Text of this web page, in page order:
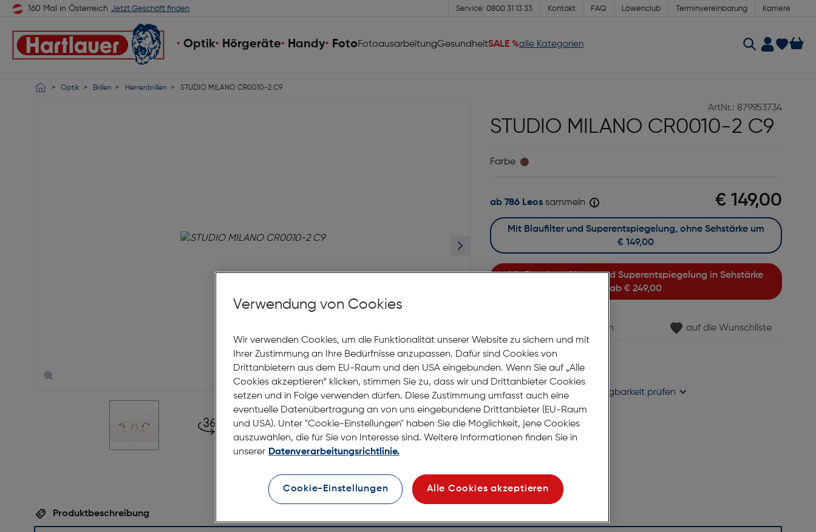
160 Mal in Österreich Jetzt Geschäft finden Service: 0800 31 13 33 Kontakt FAQ Löwenclub Terminvereinbarung Karriere
Optik Hörgeräte Handy FotoFotoausarbeitungGesundheitSALE %alle Kategorien
Optik Brillen Herrenbrillen STUDIO MILANO CR0010-2 C9
ArtNr.: 879953734
STUDIO MILANO CR0010-2 C9
Farbe
€ 149,00
ab 786 Leossammeln
Mit Premiumgläsern und Superentspiegelung in Sehstärke
ab€ 249,00
€ 149,00
Jetzt Termin vereinbaren auf die Wunschliste
Nicht lagernd
Nach Hause liefern
Selbstabholung in
Verfügbarkeit prüfen
Produktbeschreibung
Verwendung von Cookies
Wir verwenden Cookies, um die Funktionalität unserer Website zu sichern und mit
Ihrer Zustimmung an Ihre Bedürfnisse anzupassen. Dafür sind Cookies von
Drittanbietern aus dem EU-Raum und den USA eingebunden. Wenn Sie auf „Alle
Cookies akzeptieren“ klicken, stimmen Sie zu, dass wir und Drittanbieter Cookies
setzen und in Folge verwenden dürfen. Diese Zustimmung umfasst auch eine
eventuelle Datenübertragung an von uns eingebundene Drittanbieter (EU-Raum
und USA). Unter "Cookie-Einstellungen" haben Sie die Möglichkeit, jene Cookies
auszuwählen, die für Sie von Interesse sind. Weitere Informationen finden Sie in
unserer Datenverarbeitungsrichtlinie.
Cookie-Einstellungen Alle Cookies akzeptieren